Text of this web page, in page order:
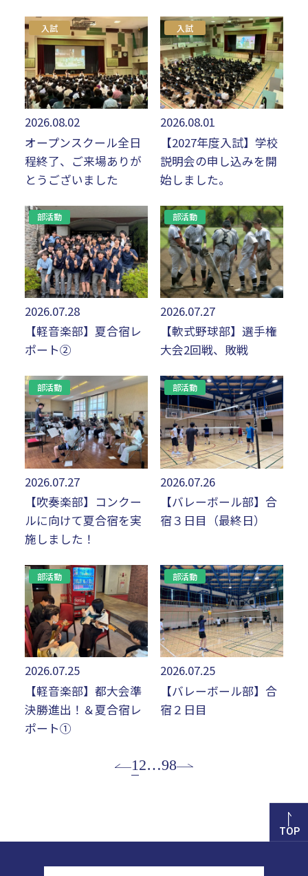
入試
2026.08.02
オープンスクール全日
程終了、ご来場ありが
とうございました
入試
2026.08.01
【2027年度入試】学校
説明会の申し込みを開
始しました。
部活動
2026.07.28
【軽音楽部】夏合宿レ
ポート②
部活動
2026.07.27
【軟式野球部】選手権
大会2回戦、敗戦
部活動
2026.07.27
【吹奏楽部】コンクー
ルに向けて夏合宿を実
施しました！
部活動
2026.07.26
【バレーボール部】合
宿３日目（最終日）
部活動
2026.07.25
【軽音楽部】都大会準
決勝進出！＆夏合宿レ
ポート①
部活動
2026.07.25
【バレーボール部】合
宿２日目
1 2…98
TOP